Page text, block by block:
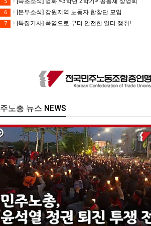
6 [본부소식] 강원지역 노동자 합창단 모임
7 [특집기사] 폭염으로 부터 안전한 일터 쟁취!
노총 뉴스 NEWS